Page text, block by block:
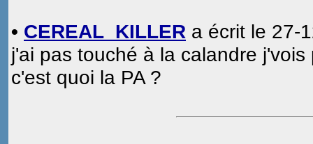
• CEREAL_KILLER a écrit le 27-
j'ai pas touché à la calandre
c'est quoi la PA ?